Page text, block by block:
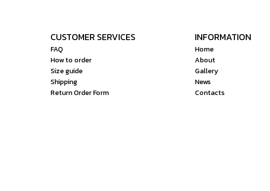
CUSTOMER SERVICES
FAQ
How to order
Size guide
Shipping
Return Order Form
INFORMATION
Home
About
Gallery
News
Contacts